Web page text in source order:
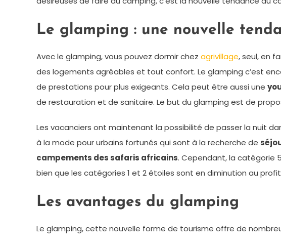
Le glamping : une nouvelle
Avec le glamping, vous pouvez dormir chez agrivillage, seul, en
des logements agréables et tout confort. Le glamping c’est
de prestations pour plus exigeants. Cela peut être aussi une
de restauration et de sanitaire. Le but du glamping est de
Les vacanciers ont maintenant la possibilité de passer la nuit
à la mode pour urbains fortunés qui sont à la recherche de
campements des safaris africains. Cependant, la catégorie
bien que les catégories 1 et 2 étoiles sont en diminution au
Les avantages du glamping
Le glamping, cette nouvelle forme de tourisme offre de